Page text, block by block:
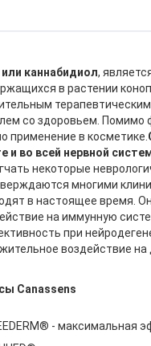
или каннабидиол,
в растении
со здоровьем. Помимо
применение в косметике.
и во всей нервной
некоторые
многими
в настоящее время.
на иммунную
при
воздействие на
Canassens
- максимальная